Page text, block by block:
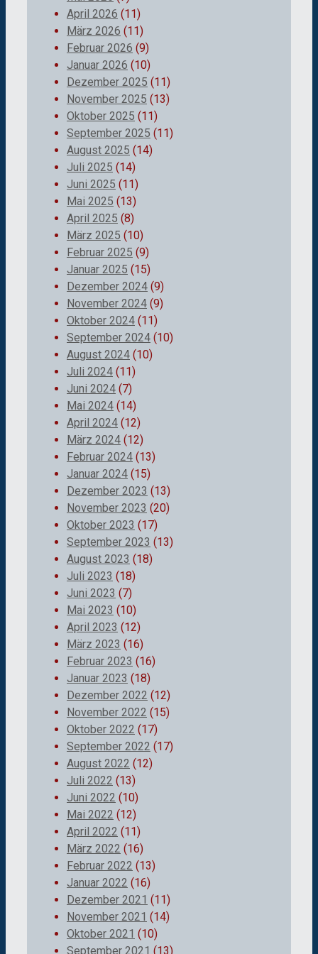
April 2026 (11)
März 2026 (11)
Februar 2026 (9)
Januar 2026 (10)
Dezember 2025 (11)
November 2025 (13)
Oktober 2025 (11)
September 2025 (11)
August 2025 (14)
Juli 2025 (14)
Juni 2025 (11)
Mai 2025 (13)
April 2025 (8)
März 2025 (10)
Februar 2025 (9)
Januar 2025 (15)
Dezember 2024 (9)
November 2024 (9)
Oktober 2024 (11)
September 2024 (10)
August 2024 (10)
Juli 2024 (11)
Juni 2024 (7)
Mai 2024 (14)
April 2024 (12)
März 2024 (12)
Februar 2024 (13)
Januar 2024 (15)
Dezember 2023 (13)
November 2023 (20)
Oktober 2023 (17)
September 2023 (13)
August 2023 (18)
Juli 2023 (18)
Juni 2023 (7)
Mai 2023 (10)
April 2023 (12)
März 2023 (16)
Februar 2023 (16)
Januar 2023 (18)
Dezember 2022 (12)
November 2022 (15)
Oktober 2022 (17)
September 2022 (17)
August 2022 (12)
Juli 2022 (13)
Juni 2022 (10)
Mai 2022 (12)
April 2022 (11)
März 2022 (16)
Februar 2022 (13)
Januar 2022 (16)
Dezember 2021 (11)
November 2021 (14)
Oktober 2021 (10)
September 2021 (13)